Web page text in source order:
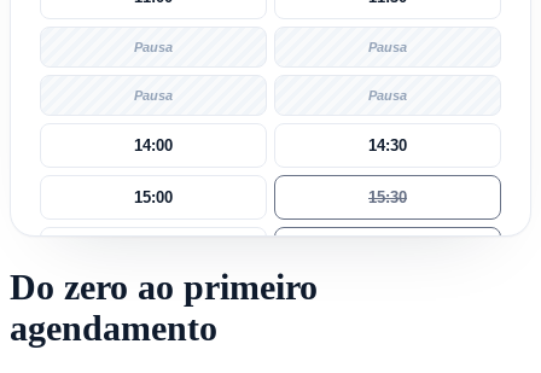
Pausa Pausa
Pausa Pausa
14:00 14:30
15:00 15:30
17:00
Do zero ao primeiro
agendamento